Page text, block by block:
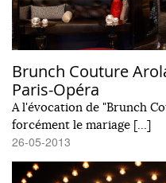
Brunch Couture
Paris-Opéra
A l'évocation de "Brunch
forcément le mariage […]
26-05-2013